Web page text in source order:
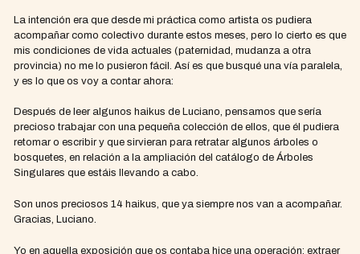
La intención era que desde mi práctica como artista os pudiera
acompañar como colectivo durante estos meses, pero lo cierto es que
mis condiciones de vida actuales (paternidad, mudanza a otra
provincia) no me lo pusieron fácil. Así es que busqué una vía paralela,
y es lo que os voy a contar ahora:
Después de leer algunos haikus de Luciano, pensamos que sería
precioso trabajar con una pequeña colección de ellos, que él pudiera
retomar o escribir y que sirvieran para retratar algunos árboles o
bosquetes, en relación a la ampliación del catálogo de Árboles
Singulares que estáis llevando a cabo.
Son unos preciosos 14 haikus, que ya siempre nos van a acompañar.
Gracias, Luciano.
Yo en aquella exposición que os contaba hice una operación: extraer